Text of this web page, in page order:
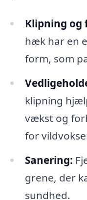
Klipning og
hæk har en
form, som
klipning
vækst og
for
Sanering:
grene, der
sundhed.